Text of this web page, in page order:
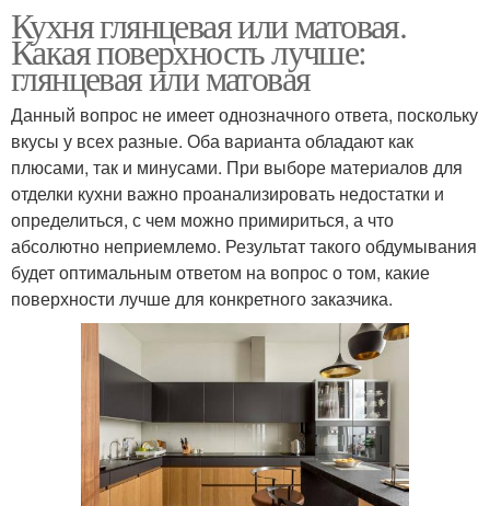
Кухня глянцевая или матовая.
Какая поверхность лучше:
глянцевая или матовая
Данный вопрос не имеет однозначного ответа, поскольку
вкусы у всех разные. Оба варианта обладают как
плюсами, так и минусами. При выборе материалов для
отделки кухни важно проанализировать недостатки и
определиться, с чем можно примириться, а что
абсолютно неприемлемо. Результат такого обдумывания
будет оптимальным ответом на вопрос о том, какие
поверхности лучше для конкретного заказчика.